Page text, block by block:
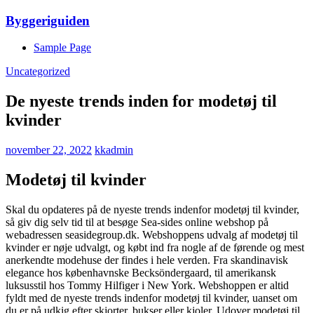
Skip
content
Byggeriguiden
Sample Page
Uncategorized
De nyeste trends inden for modetøj til
kvinder
november 22, 2022 kkadmin
Modetøj til kvinder
Skal du opdateres på de nyeste trends indenfor modetøj til kvinder,
så giv dig selv tid til at besøge Sea-sides online webshop på
webadressen seasidegroup.dk. Webshoppens udvalg af modetøj til
kvinder er nøje udvalgt, og købt ind fra nogle af de førende og mest
anerkendte modehuse der findes i hele verden. Fra skandinavisk
elegance hos københavnske Becksöndergaard, til amerikansk
luksusstil hos Tommy Hilfiger i New York. Webshoppen er altid
fyldt med de nyeste trends indenfor modetøj til kvinder, uanset om
du er på udkig efter skjorter, bukser eller kjoler. Udover modetøj til